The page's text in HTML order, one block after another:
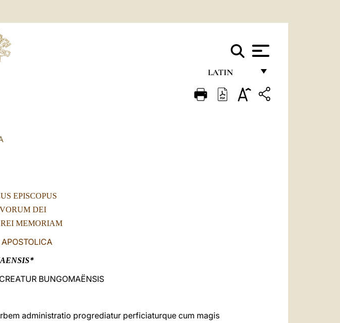
LATIN
FRANÇAIS
EPISCOPUS
DEI
MEMORIAM
*
BUNGOMAËNSIS
administratio progrediatur perficiaturque cum magis